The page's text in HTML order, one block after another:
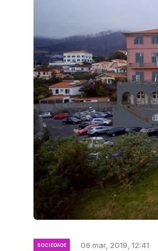
SOCIEDADE 06 mar, 2019, 12:41